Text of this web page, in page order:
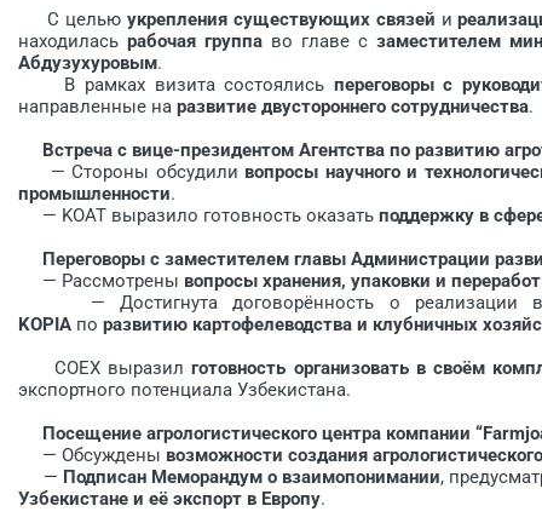
С целью укрепления существующих связей и
находилась рабочая группа во главе с заместителем
Абдузухуровым.
В рамках визита состоялись переговоры с
направленные на развитие двустороннего сотрудничества.
Встреча с вице-президентом Агентства по развитию
— Стороны обсудили вопросы научного и
промышленности.
— KOAT выразило готовность оказать поддержку в
Переговоры с заместителем главы Администрации
— Рассмотрены вопросы хранения, упаковки и
— Достигнута договорённость о реализации в
KOPIA по развитию картофелеводства и клубничных
COEX выразилготовность организовать в своём
экспортного потенциала Узбекистана.
Посещение агрологистического центра компании
— Обсуждены возможности создания
— Подписан Меморандум о взаимопонимании,
Узбекистане и её экспорт в Европу.